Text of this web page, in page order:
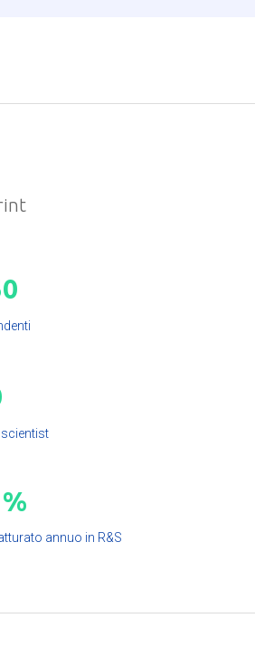
0
scientist
%
annuo in R&S